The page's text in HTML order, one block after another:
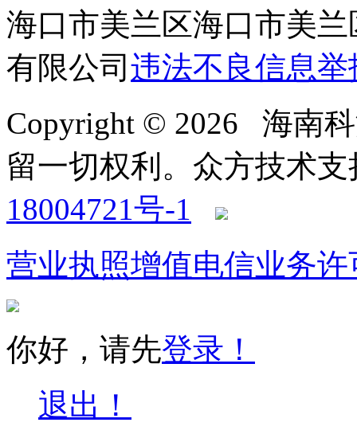
海口市美兰区海口市美
有限公司 违法不良信息举
Copyright © 2026 海南
留一切权利。 众方技术支
18004721号-1
营业执照增值电信业务许
你好，请先登录！
退出！